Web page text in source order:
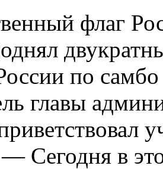
флаг
по
главы
Сегодня в